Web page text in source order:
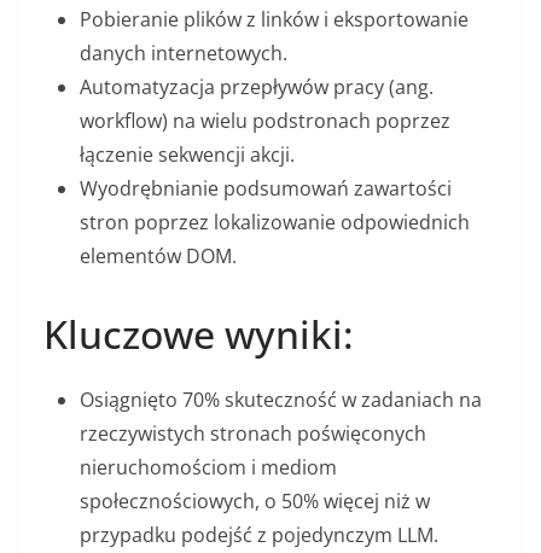
Pobieranie plików z linków i eksportowanie
danych internetowych.
Automatyzacja przepływów pracy (ang.
workflow) na wielu podstronach poprzez
łączenie sekwencji akcji.
Wyodrębnianie podsumowań zawartości
stron poprzez lokalizowanie odpowiednich
elementów DOM.
Kluczowe wyniki:
Osiągnięto 70% skuteczność w zadaniach na
rzeczywistych stronach poświęconych
nieruchomościom i mediom
społecznościowych, o 50% więcej niż w
przypadku podejść z pojedynczym LLM.